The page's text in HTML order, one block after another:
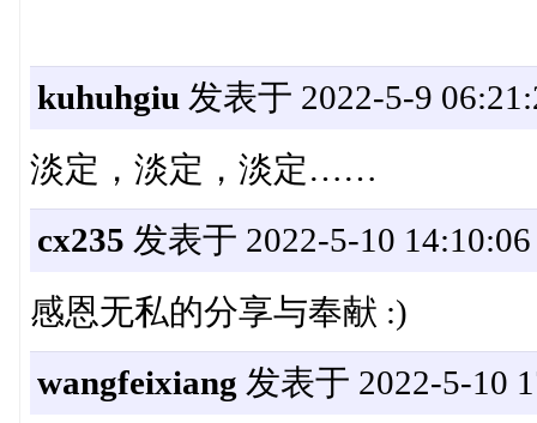
kuhuhgiu 发表于 2022-5-9
淡定，淡定，淡定……
cx235 发表于 2022-5-10 14:10:06
感恩无私的分享与奉献 :)
wangfeixiang 发表于 2022-5-10